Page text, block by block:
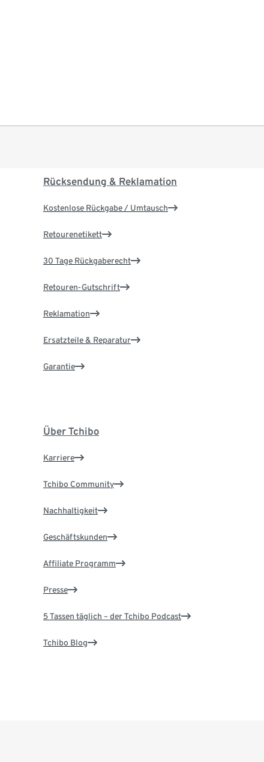
Rücksendung & Reklamation
Kostenlose Rückgabe / Umtausch
Retourenetikett
30 Tage Rückgaberecht
Retouren-Gutschrift
Reklamation
Ersatzteile & Reparatur
Garantie
Über Tchibo
Karriere
Tchibo Community
Nachhaltigkeit
Geschäftskunden
Affiliate Programm
Presse
5 Tassen täglich – der Tchibo Podcast
Tchibo Blog